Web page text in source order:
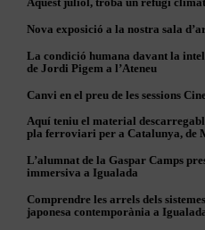
Aquest juliol, troba un refugi
Nova exposició a la nostra sala
La condició humana davant la
de Jordi Pigem a l’Ateneu
Canvi en el preu de les sessions
Aquí teniu el material
pla ferroviari per a Catalunya, de
L’alumnat de la Gaspar Camps
immersiva a Igualada
Comprendre les arrels dels
japonesa contemporània a